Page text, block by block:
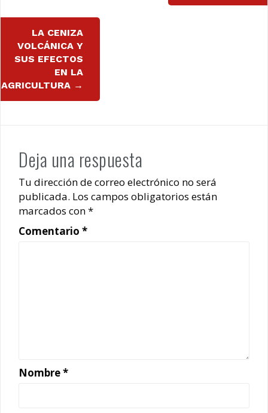
LA CENIZA
VOLCÁNICA Y
SUS EFECTOS
EN LA
AGRICULTURA →
Deja una respuesta
Tu dirección de correo electrónico no será
publicada. Los campos obligatorios están
marcados con*
Comentario *
Nombre*